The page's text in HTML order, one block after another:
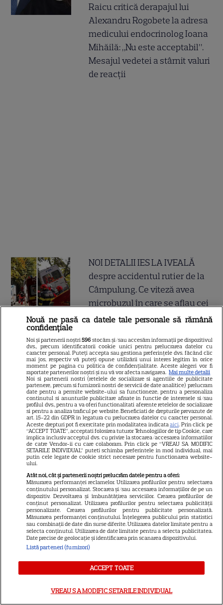
Raicu critică derapajul lui
Alexandru Rogobete la adresa
medicului endocrinolog Ioana
Mihăilă: „Nu este acceptabil”.
Mesajul vedetei a stârnit valuri
de reacții
NOI DETALII IES LA IVEALĂ
despre accidentul rutier de la
Câmpulung. Ce viteză avea
microbuzul în care se aflau cei
de la Dinamo 2 înainte de
Un nou concurent intră în
„Casa iubirii” și face furori
printre fete! Nu ratați ediția de
sâmbătă, 1 august, difuzată de
la 16:00 și 19:00, la Kanal D
Harta unei distracții sportive în
mare trend la noi în București:
cele mai bune terenuri de
padel din oraș
CE ASCUNDE ultima CIFRA a
CNP-ului? Dacă ai 3 sau 8
însemană că...
Nouă ne pasă ca datele tale personale să rămână
confidențiale
Noi și partenerii noștri596 stocăm și/sau accesăm informații pe dispozitivul
dvs., precum identificatorii cookie unici pentru prelucrarea datelor cu
caracter personal. Puteți accepta sau gestiona preferințele dvs. făcând clic
mai jos, respectiv vă puteți opune utilizării unui interes legitim în orice
moment pe pagina cu politica de confidențialitate. Aceste alegeri vor fi
raportate partenerilor noștri și nu vă vor afecta navigarea. Mai multe detalii
Noi si partenerii nostri (retelele de socializare si agentiile de publicitate
partenere, precum si furnizorii nostri de servicii de date analitice) prelucram
date pentru a permite website-ului sa functioneze, pentru a personaliza
continutul si anunturile publicitare afisate in functie de interesele si/sau
profilul dvs., pentru a va oferi functionalitati aferente retelelor de socializare
si pentru a analiza traficul pe website. Beneficiati de drepturile prevazute de
art. 15-22 din GDPR in legatura cu prelucrarea datelor cu caracter personal.
Aceste drepturi pot fi exercitate prin modalitatea indicataaici. Prin click pe
“ACCEPT TOATE”, acceptati folosirea tuturor Tehnologiilor de tip Cookie, care
implica inclusiv acceptul dvs. cu privire la stocarea/accesarea informatiilor
de catre Vendor-ii cu care colaboram. Prin click pe “VREAU SA MODIFIC
SETARILE INDIVIDUAL” puteti schimba preferintele in mod individual, mai
putin cele legate de cookie strict necesare pentru functionarea website-
ului.
Atât noi, cât și partenerii noștri prelucrăm datele pentru a oferi:
Măsurarea performanței reclamelor. Utilizarea profilurilor pentru selectarea
conținutului personalizat. Stocarea și/sau accesarea informațiilor de pe un
dispozitiv. Dezvoltarea și îmbunătățirea serviciilor. Crearea profilurilor de
conținut personalizat. Utilizarea profilurilor pentru selectarea publicității
personalizate. Crearea profilurilor pentru publicitate personalizată.
Măsurarea performanței conținutului. Înțelegerea publicului prin statistici
sau combinații de date din surse diferite. Utilizarea datelor limitate pentru a
selecta conținutul. Utilizarea de date limitate pentru a selecta publicitatea.
Date precise de geolocație și identificarea prin scanarea dispozitivului.
Listă parteneri (furnizori)
ACCEPT TOATE
VREAU SA MODIFIC SETARILE INDIVIDUAL